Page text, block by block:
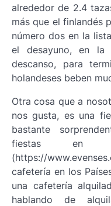
alrededor de 2.4
más que el finlandés
número dos en la
el desayuno, en la
descanso, para
holandeses beben
Otra cosa que a
nos gusta, es una
bastante
fiestas en
(https://
cafetería en los
una cafetería
hablando de